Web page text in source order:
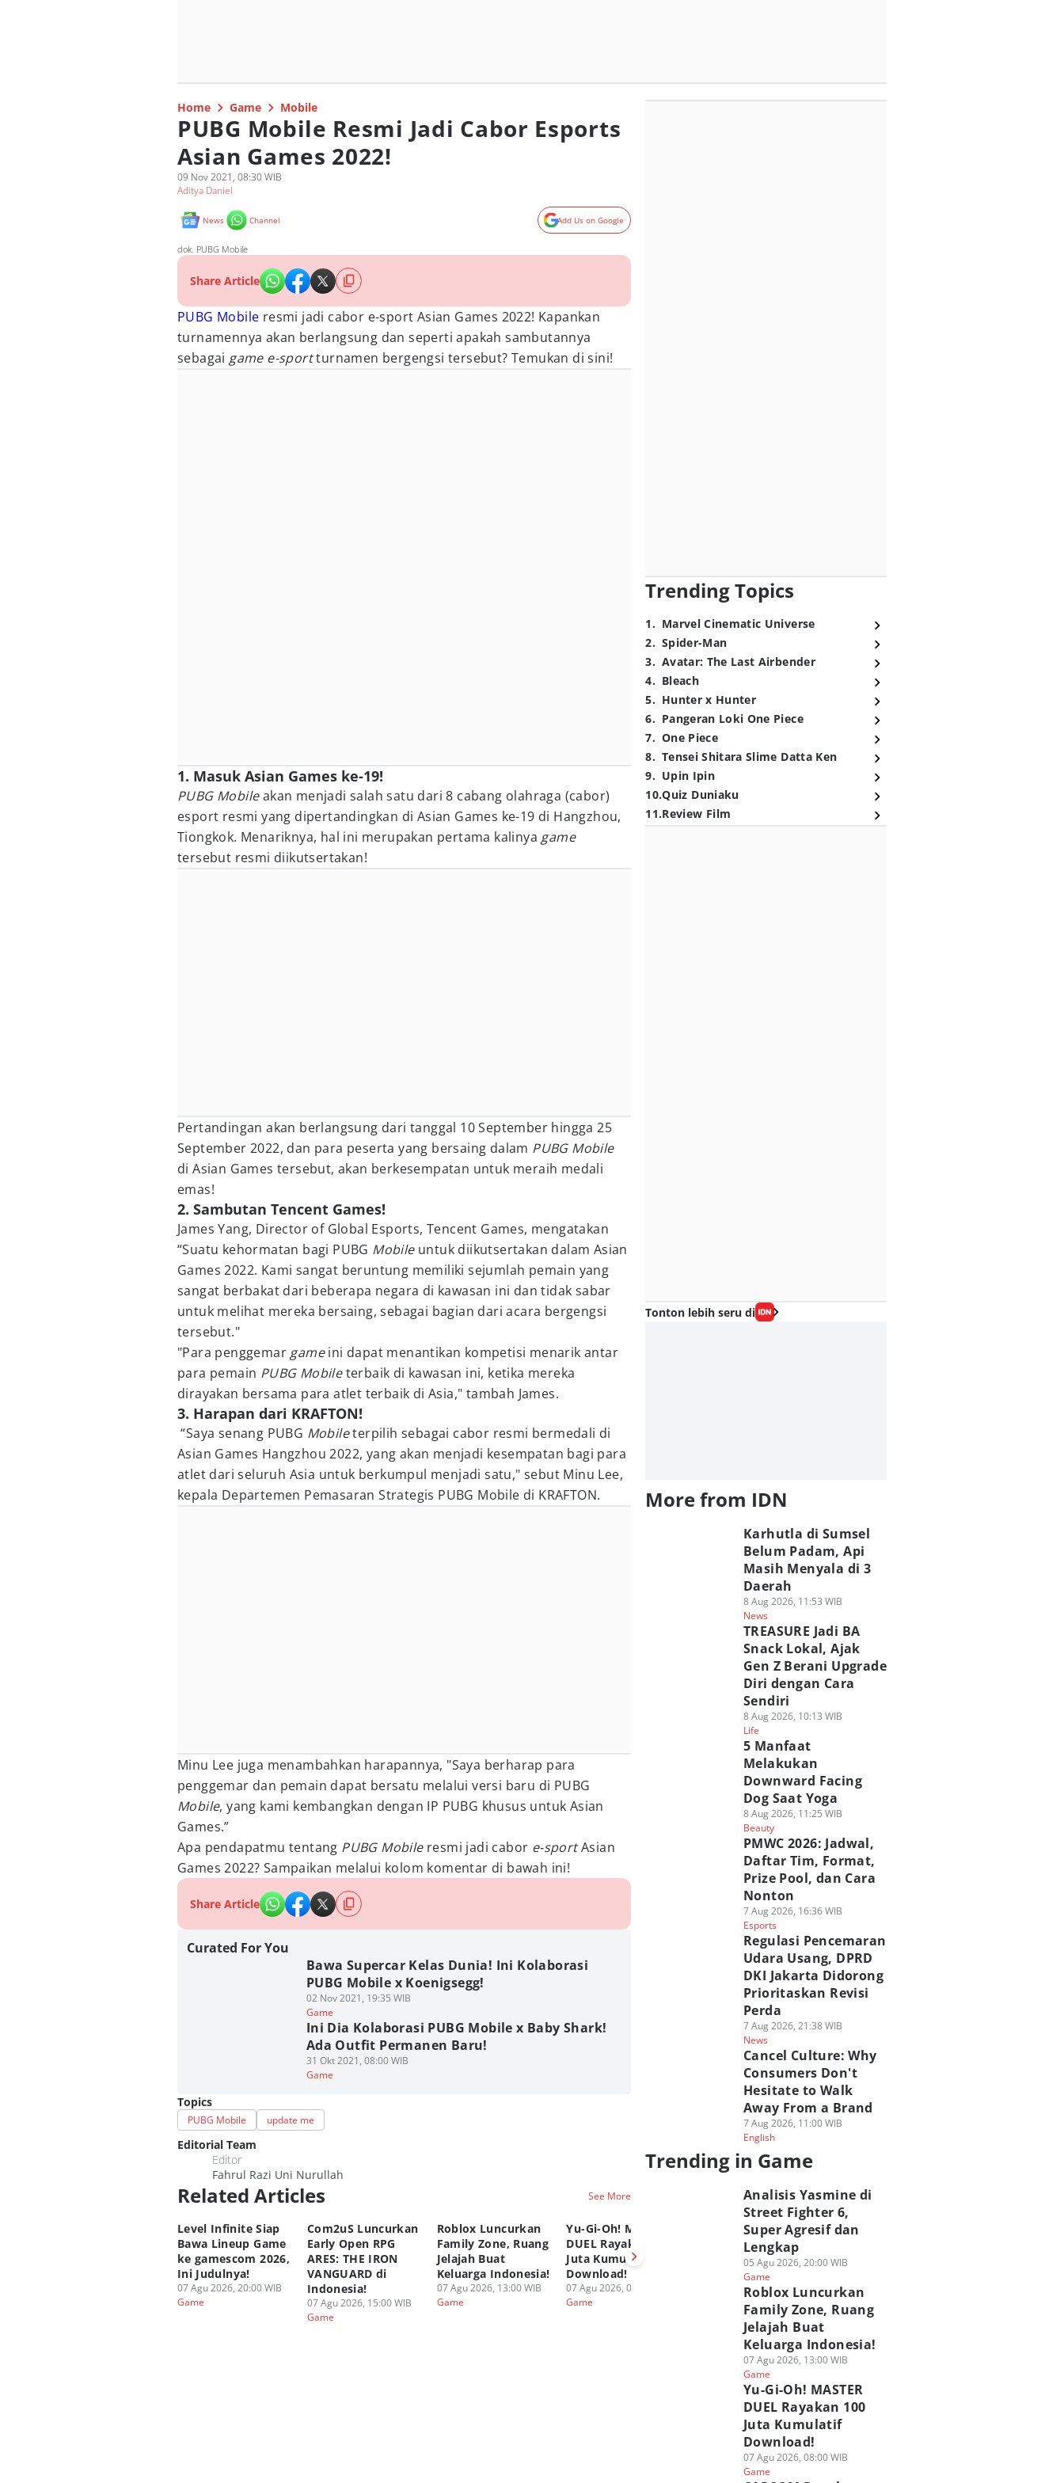
Home Game Mobile
PUBG Mobile Resmi Jadi Cabor Esports
Asian Games 2022!
09 Nov 2021, 08:30 WIB
Aditya Daniel
News Channel Add Us on Google
dok. PUBG Mobile
Share Article
PUBG Mobile resmi jadi cabor e-sport Asian Games 2022! Kapankan
turnamennya akan berlangsung dan seperti apakah sambutannya
sebagai game e-sportturnamen bergengsi tersebut? Temukan di sini!
1. Masuk Asian Games ke-19!
PUBG Mobileakan menjadi salah satu dari 8 cabang olahraga (cabor)
esport resmi yang dipertandingkan di Asian Games ke-19 di Hangzhou,
Tiongkok. Menariknya, hal ini merupakan pertama kalinya game
tersebut resmi diikutsertakan!
Pertandingan akan berlangsung dari tanggal 10 September hingga 25
September 2022, dan para peserta yang bersaing dalam PUBG Mobile
di Asian Games tersebut, akan berkesempatan untuk meraih medali
emas!
2. Sambutan Tencent Games!
James Yang, Director of Global Esports, Tencent Games, mengatakan
“Suatu kehormatan bagi PUBG Mobile untuk diikutsertakan dalam Asian
Games 2022. Kami sangat beruntung memiliki sejumlah pemain yang
sangat berbakat dari beberapa negara di kawasan ini dan tidak sabar
untuk melihat mereka bersaing, sebagai bagian dari acara bergengsi
tersebut."
"Para penggemar gameini dapat menantikan kompetisi menarik antar
para pemain PUBG Mobileterbaik di kawasan ini, ketika mereka
dirayakan bersama para atlet terbaik di Asia," tambah James.
3. Harapan dari KRAFTON!
“Saya senang PUBG Mobileterpilih sebagai cabor resmi bermedali di
Asian Games Hangzhou 2022, yang akan menjadi kesempatan bagi para
atlet dari seluruh Asia untuk berkumpul menjadi satu," sebut Minu Lee,
kepala Departemen Pemasaran Strategis PUBG Mobile di KRAFTON.
Minu Lee juga menambahkan harapannya, "Saya berharap para
penggemar dan pemain dapat bersatu melalui versi baru di PUBG
Mobile, yang kami kembangkan dengan IP PUBG khusus untuk Asian
Games.”
Apa pendapatmu tentang PUBG Mobile resmi jadi cabor e-sportAsian
Games 2022? Sampaikan melalui kolom komentar di bawah ini!
Share Article
Curated For You
Bawa Supercar Kelas Dunia! Ini Kolaborasi
PUBG Mobile x Koenigsegg!
02 Nov 2021, 19:35 WIB
Game
Ini Dia Kolaborasi PUBG Mobile x Baby Shark!
Ada Outfit Permanen Baru!
31 Okt 2021, 08:00 WIB
Game
Topics
PUBG Mobile update me
Editorial Team
Editor
Fahrul Razi Uni Nurullah
Related Articles See More
Level Infinite Siap
Bawa Lineup Game
ke gamescom 2026,
Ini Judulnya!
07 Agu 2026, 20:00 WIB
Game
Com2uS Luncurkan
Early Open RPG
ARES: THE IRON
VANGUARD di
Indonesia!
07 Agu 2026, 15:00 WIB
Game
Roblox Luncurkan
Family Zone, Ruang
Jelajah Buat
Keluarga Indonesia!
07 Agu 2026, 13:00 WIB
Game
Yu-Gi-Oh! MASTER
DUEL Rayakan 100
Juta Kumulatif
Download!
07 Agu 2026, 08:00 WIB
Game
CAPCOM Rayakan
Kemunculan
Yasmine di Street
Fighter 6 di Filipina!
06 Agu 2026, 08:00 WIB
Analisis Yasmine di
Super Agresif dan
05 Agu 2026, 20:00 WIB
Game
Trending Topics
1. Marvel Cinematic Universe
2. Spider-Man
3. Avatar: The Last Airbender
4. Bleach
5. Hunter x Hunter
6. Pangeran Loki One Piece
7. One Piece
8. Tensei Shitara Slime Datta Ken
9. Upin Ipin
10.Quiz Duniaku
11.Review Film
Tonton lebih seru di
More from IDN
Karhutla di Sumsel
Belum Padam, Api
Masih Menyala di 3
Daerah
8 Aug 2026, 11:53 WIB
News
TREASURE Jadi BA
Snack Lokal, Ajak
Gen Z Berani Upgrade
Diri dengan Cara
Sendiri
8 Aug 2026, 10:13 WIB
Life
5 Manfaat
Melakukan
Downward Facing
Dog Saat Yoga
8 Aug 2026, 11:25 WIB
Beauty
PMWC 2026: Jadwal,
Daftar Tim, Format,
Prize Pool, dan Cara
Nonton
7 Aug 2026, 16:36 WIB
Esports
Regulasi Pencemaran
Udara Usang, DPRD
DKI Jakarta Didorong
Prioritaskan Revisi
Perda
7 Aug 2026, 21:38 WIB
News
Cancel Culture: Why
Consumers Don't
Hesitate to Walk
Away From a Brand
7 Aug 2026, 11:00 WIB
English
Trending in Game
Analisis Yasmine di
Street Fighter 6,
Super Agresif dan
Lengkap
05 Agu 2026, 20:00 WIB
Game
Roblox Luncurkan
Family Zone, Ruang
Jelajah Buat
Keluarga Indonesia!
07 Agu 2026, 13:00 WIB
Game
Yu-Gi-Oh! MASTER
DUEL Rayakan 100
Juta Kumulatif
Download!
07 Agu 2026, 08:00 WIB
Game